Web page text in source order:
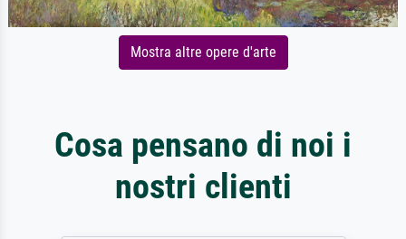
Mostra altre opere d'arte
Cosa pensano di noi i
nostri clienti